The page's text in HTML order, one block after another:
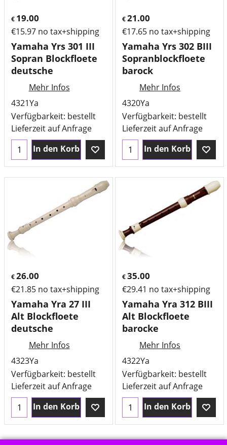
€ 19.00
€15.97 no tax+shipping
Yamaha Yrs 301 III
Sopran Blockfloete
deutsche
Mehr Infos
4321Ya
Verfügbarkeit: bestellt
Lieferzeit auf Anfrage
In den Korb
€21.00
€17.65 no tax+shipping
Yamaha Yrs 302 BIII
Sopranblockfloete
barock
Mehr Infos
4320Ya
Verfügbarkeit: bestellt
Lieferzeit auf Anfrage
In den Korb
€26.00
€21.85 no tax+shipping
Yamaha Yra 27 III
Alt Blockfloete
deutsche
Mehr Infos
4323Ya
Verfügbarkeit: bestellt
Lieferzeit auf Anfrage
In den Korb
€35.00
€29.41 no tax+shipping
Yamaha Yra 312 BIII
Alt Blockfloete
barocke
Mehr Infos
4322Ya
Verfügbarkeit: bestellt
Lieferzeit auf Anfrage
In den Korb